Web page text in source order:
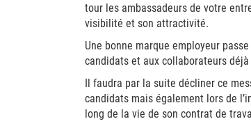
tour les ambassadeurs de votre
visibilité et son attractivité.
Une bonne marque employeur
candidats et aux collaborateurs
Il faudra par la suite décliner ce
candidats mais également lors de
long de la vie de son contrat de